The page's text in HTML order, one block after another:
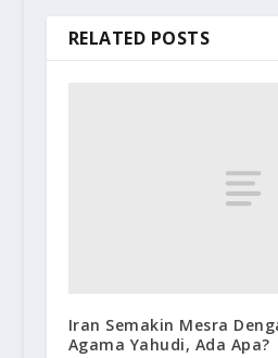
RELATED POSTS
Iran Semakin Mesra
Agama Yahudi, Ada Apa?